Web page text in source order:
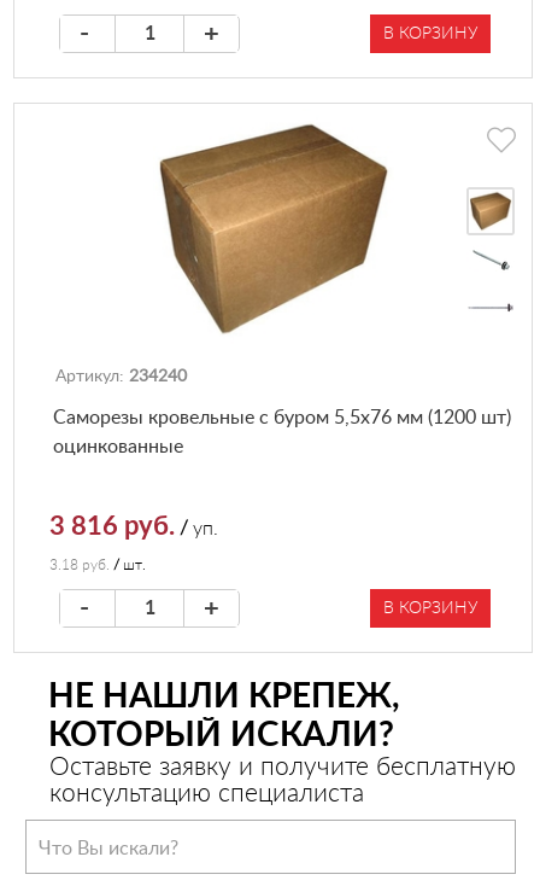
- + В КОРЗИНУ
Артикул: 234240
Саморезы кровельные с буром 5,5х76 мм (1200 шт)
оцинкованные
3 816 руб. /уп.
3.18 руб. / шт.
- + В КОРЗИНУ
НЕ НАШЛИ КРЕПЕЖ,
КОТОРЫЙ ИСКАЛИ?
Оставьте заявку и получите бесплатную
консультацию специалиста